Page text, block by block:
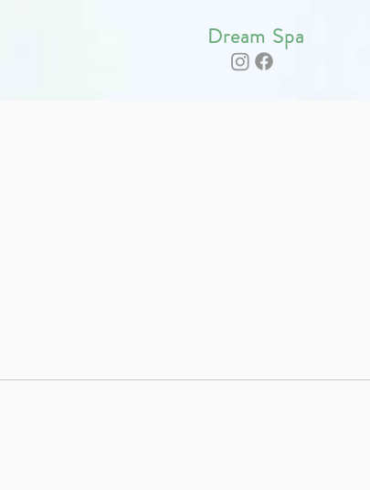
Dream Spa